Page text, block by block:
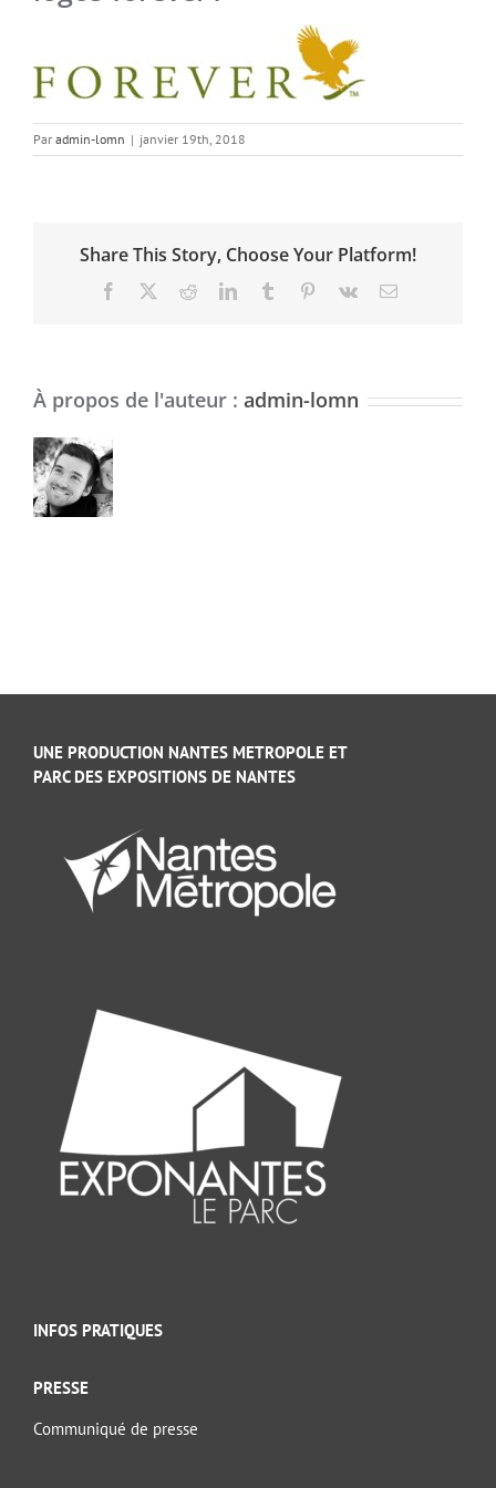
Par admin-lomn | janvier 19th, 2018
Share This Story, Choose Your Platform!
Facebook RedditLinkedInTumblr Pinterest
Vk Email
À propos de l'auteur : admin-lomn
UNE PRODUCTION NANTES METROPOLE ET
PARC DES EXPOSITIONS DE NANTES
INFOS PRATIQUES
PRESSE
Communiqué de presse